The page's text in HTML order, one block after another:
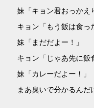
妹「キョン君おっかえ
キョン「もう飯は食っ
妹「まだだよー！」
キョン「じゃあ先に飯
妹「カレーだよー！」
まあ臭いで分かるんだ